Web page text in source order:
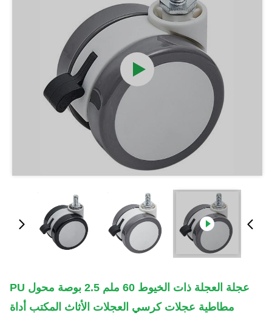
عجلة العجلة ذات الخيوط 60 ملم 2.5 بوصة محول PU
مطاطية عجلات كرسي العجلات الأثاث المكتب أداة